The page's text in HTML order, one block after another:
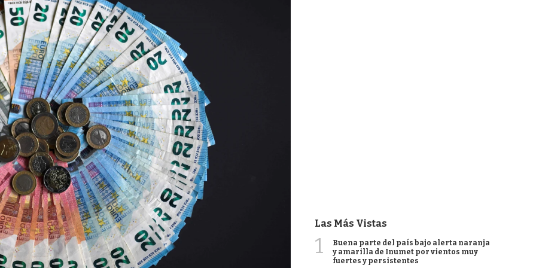
Las Más Vistas
1
Buena parte del país bajo alerta naranja
y amarilla de Inumet por vientos muy
fuertes y persistentes